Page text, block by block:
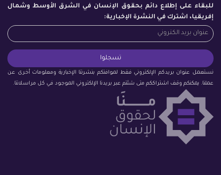
للبقاء على إطلاع دائم بحقوق الإنسان في الشرق الأوسط وشمال
إفريقيا، اشترك في النشرة الإخبارية:
نستعمل عنوان بريدكم الإلكتروني فقط لموافتكم بنشرتنا الإخبارية ومعلومات أخرى عن
عملنا. يمكنكم وقف اشتراككم متى شئتم عبر بريدنا الإلكتروني الموجود في كل مراسلاتنا.